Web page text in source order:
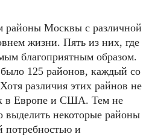
районы Москвы с различной
жизни. Пять из них, где
благоприятным образом.
125 районов, каждый со
различия этих райнов не
в Европе и США. Тем не
выделить некоторые районы
потребностью и